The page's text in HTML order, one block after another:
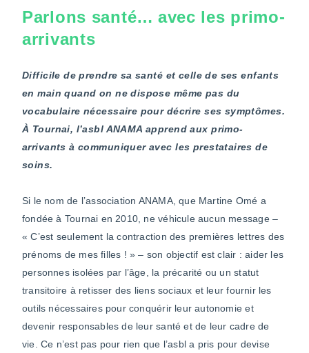
Parlons santé… avec les primo-
arrivants
Difficile de prendre sa santé et celle de ses enfants
en main quand on ne dispose même pas du
vocabulaire nécessaire pour décrire ses symptômes.
À Tournai, l’asbl ANAMA apprend aux primo-
arrivants à communiquer avec les prestataires de
soins.
Si le nom de l’association ANAMA, que Martine Omé a
fondée à Tournai en 2010, ne véhicule aucun message –
« C’est seulement la contraction des premières lettres des
prénoms de mes filles ! » – son objectif est clair : aider les
personnes isolées par l’âge, la précarité ou un statut
transitoire à retisser des liens sociaux et leur fournir les
outils nécessaires pour conquérir leur autonomie et
devenir responsables de leur santé et de leur cadre de
vie. Ce n’est pas pour rien que l’asbl a pris pour devise